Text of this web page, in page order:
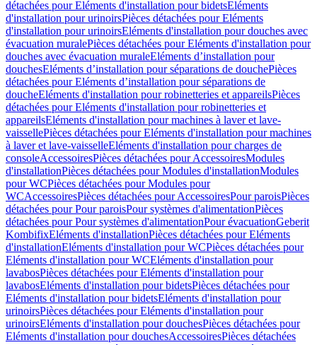
détachées pour Eléments d'installation pour bidetsEléments
d'installation pour urinoirsPièces détachées pour Eléments
d'installation pour urinoirsEléments d'installation pour douches avec
évacuation muralePièces détachées pour Eléments d'installation pour
douches avec évacuation muraleEléments d’installation pour
douchesEléments d’installation pour séparations de douchePièces
détachées pour Eléments d’installation pour séparations de
doucheEléments d'installation pour robinetteries et appareilsPièces
détachées pour Eléments d'installation pour robinetteries et
appareilsEléments d'installation pour machines à laver et lave-
vaissellePièces détachées pour Eléments d'installation pour machines
à laver et lave-vaisselleEléments d'installation pour charges de
consoleAccessoiresPièces détachées pour AccessoiresModules
d'installationPièces détachées pour Modules d'installationModules
pour WCPièces détachées pour Modules pour
WCAccessoiresPièces détachées pour AccessoiresPour paroisPièces
détachées pour Pour paroisPour systèmes d'alimentationPièces
détachées pour Pour systèmes d'alimentationPour évacuationGeberit
KombifixEléments d'installationPièces détachées pour Eléments
d'installationEléments d'installation pour WCPièces détachées pour
Eléments d'installation pour WCEléments d'installation pour
lavabosPièces détachées pour Eléments d'installation pour
lavabosEléments d'installation pour bidetsPièces détachées pour
Eléments d'installation pour bidetsEléments d'installation pour
urinoirsPièces détachées pour Eléments d'installation pour
urinoirsEléments d'installation pour douchesPièces détachées pour
Eléments d'installation pour douchesAccessoiresPièces détachées